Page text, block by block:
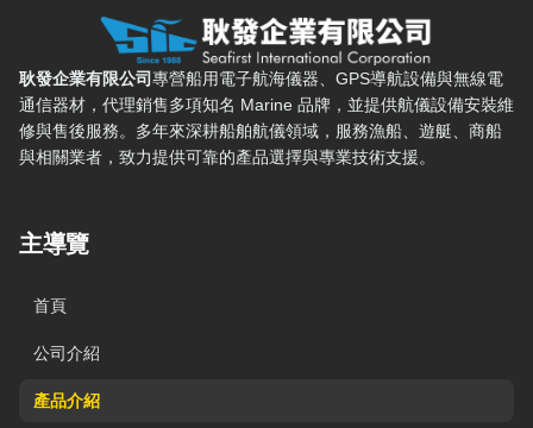
耿發企業有限公司 — 網站概要、主導覽與聯絡方式
耿發企業有限公司專營船用電子航海儀器、GPS導航設備與無線電
通信器材，代理銷售多項知名 Marine 品牌，並提供航儀設備安裝維
修與售後服務。多年來深耕船舶航儀領域，服務漁船、遊艇、商船
與相關業者，致力提供可靠的產品選擇與專業技術支援。
主導覽
首頁
公司介紹
產品介紹